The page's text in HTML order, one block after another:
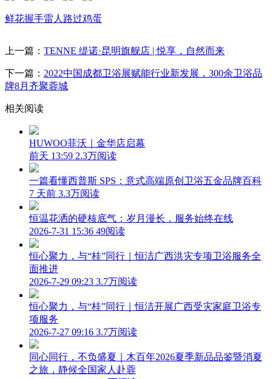
鲜花握手雷人 路过鸡蛋
上一篇： TENNE 缇诺·昆明旗舰店 | 悦享，自然而来
下一篇： 2022中国成都卫浴展赋能行业新发展，300余卫浴品
牌8月齐聚蓉城
相关阅读
HUWOO菲沃｜金华店启幕
前天 13:59 2.3万阅读
一篇看懂西普斯 SPS：意式高端原创卫浴五金品牌百科
7 天前 3.3万阅读
恒温花洒的硬核底气：岁月漫长，服务始终在线
2026-7-31 15:36 49阅读
恒心聚力，与“桂”同行｜恒洁广西洪灾专项卫浴服务全
面推进
2026-7-29 09:23 3.7万阅读
恒心聚力，与“桂”同行｜恒洁开展广西受灾家庭卫浴专
项服务
2026-7-27 09:16 3.7万阅读
同心同行，不负盛夏｜木百年2026夏季新品品鉴暨消夏
之旅，静候全国家人赴蓉